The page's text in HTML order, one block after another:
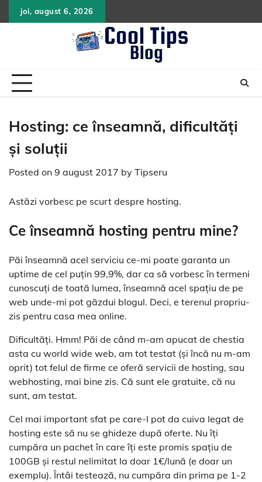
to
joi, august 6, 2026
Hosting: ce înseamnă, dificultăţi
şi soluţii
Posted on 9 august 2017 by Tipseru
Astăzi vorbesc pe scurt despre hosting.
Ce înseamnă hosting pentru mine?
Păi înseamnă acel serviciu ce-mi poate garanta un
uptime de cel puţin 99,9%, dar ca să vorbesc în termeni
cunoscuţi de toată lumea, înseamnă acel spaţiu de pe
web unde-mi pot găzdui blogul. Deci, e terenul propriu-
zis pentru casa mea online.
Dificultăţi. Hmm! Păi de când m-am apucat de chestia
asta cu world wide web, am tot testat (şi încă nu m-am
oprit) tot felul de firme ce oferă servicii de hosting, sau
webhosting, mai bine zis. Că sunt ele gratuite, că nu
sunt, am testat.
Cel mai important sfat pe care-l pot da cuiva legat de
hosting este să nu se ghideze după oferte. Nu îţi
cumpăra un pachet în care îţi este promis spaţiu de
100GB şi restul nelimitat la doar 1€/lună (e doar un
exemplu). Întâi testează, nu cumpăra din prima pe 1-2